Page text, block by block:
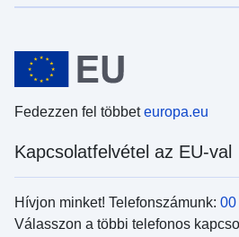
Fedezzen fel többeteuropa.eu
Kapcsolatfelvétel az EU-val
Hívjon minket! Telefonszámunk: 00
Válasszon a többi telefonos